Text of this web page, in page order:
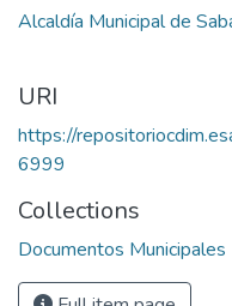
Alcaldía Municipal de
URI
https://
6999
Collections
Documentos Municipales